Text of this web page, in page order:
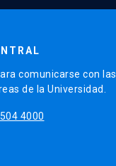
comunicarse con las
de la Universidad.
4000